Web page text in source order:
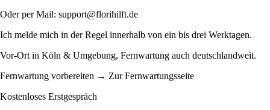
Oder per Mail: support@florihilft.de
Ich melde mich in der Regel innerhalb von ein bis drei Werktagen.
Vor-Ort in Köln & Umgebung, Fernwartung auch deutschlandweit.
Fernwartung vorbereiten → Zur Fernwartungsseite
Kostenloses Erstgespräch